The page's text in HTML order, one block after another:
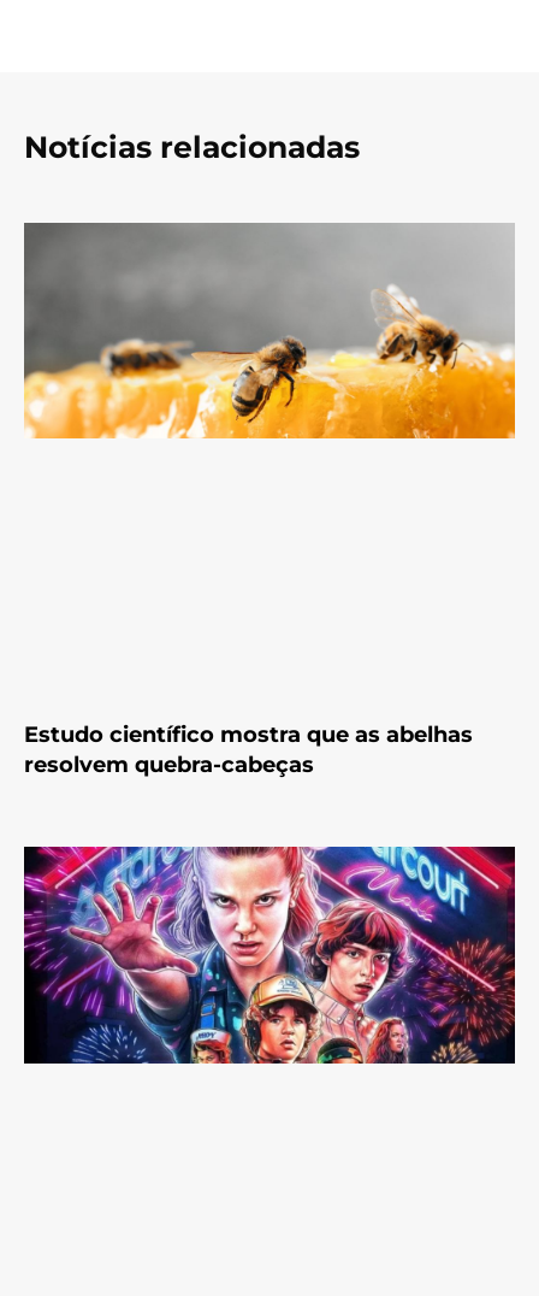
Notícias relacionadas
Estudo científico mostra que as abelhas
resolvem quebra-cabeças